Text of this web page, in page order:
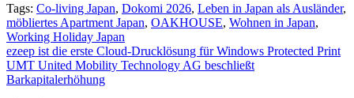
Tags: Co-living Japan, Dokomi 2026, Leben in Japan als Ausländer,
möbliertes Apartment Japan, OAKHOUSE, Wohnen in Japan,
Working Holiday Japan
Beitragsnavigation
ezeep ist die erste Cloud-Drucklösung für Windows Protected Print
UMT United Mobility Technology AG beschließt
Barkapitalerhöhung